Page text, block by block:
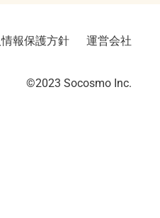
報保護方針 運営会社
©2023︎ Socosmo Inc.